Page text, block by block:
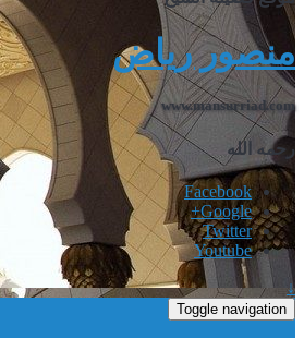
منصور رياض
www.mansurriad.com
رحمه الله
Facebook
Google+
Twitter
Youtube
↓
Toggle navigation